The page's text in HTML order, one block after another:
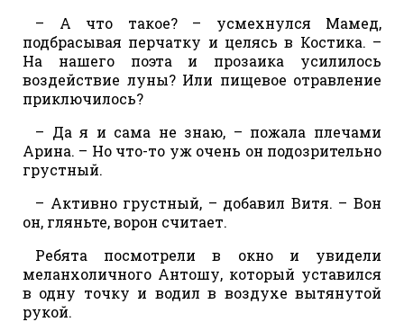
– А что такое? – усмехнулся Мамед,
подбрасывая перчатку и целясь в Костика. –
На нашего поэта и прозаика усилилось
воздействие луны? Или пищевое отравление
приключилось?
– Да я и сама не знаю, – пожала плечами
Арина. – Но что-то уж очень он подозрительно
грустный.
– Активно грустный, – добавил Витя. – Вон
он, гляньте, ворон считает.
Ребята посмотрели в окно и увидели
меланхоличного Антошу, который уставился
в одну точку и водил в воздухе вытянутой
рукой.